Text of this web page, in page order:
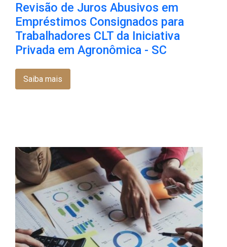
Revisão de Juros Abusivos em
Empréstimos Consignados para
Trabalhadores CLT da Iniciativa
Privada em Agronômica - SC
Saiba mais